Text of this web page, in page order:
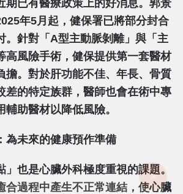
期已有醫療政策上的好消息。郭景
年5月起，健保署已將部分封合
。針對「A型主動脈剝離」與「主
高風險手術，健保提供第一套醫材
擔。對於肝功能不佳、年長、骨質
差的特定族群，醫師也會在術中專
助醫材以降低風險。
為未來的健康預作準備
」也是心臟外科極度重視的課題。
合過程中產生不正常連結，使心臟